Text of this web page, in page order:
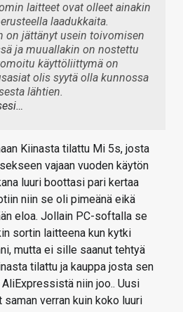
laitteet ovat olleet ainakin
laadukkaita.
on jättänyt usein toivomisen
ja muuallakin on nostettu
käyttöliittymä on
olis syytä olla kunnossa
lähtien.
Kiinasta tilattu Mi 5s, josta
vajaan vuoden käytön
luuri boottasi pari kertaa
niin se oli pimeänä eikä
eloa. Jollain PC-softalla se
sortin laitteena kun kytki
mutta ei sille saanut tehtyä
tilattu ja kauppa josta sen
niin joo.. Uusi
verran kuin koko luuri